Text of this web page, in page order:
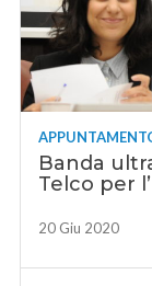
Banda
Telco per
20 Giu 2020